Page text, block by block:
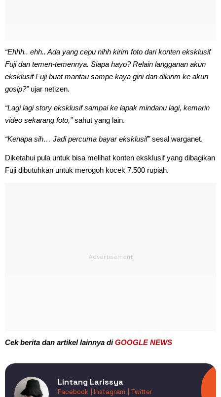
“Ehhh.. ehh.. Ada yang cepu nihh kirim foto dari konten eksklusif
Fuji dan temen-temennya. Siapa hayo? Relain langganan akun
eksklusif Fuji buat mantau sampe kaya gini dan dikirim ke akun
gosip?”ujar netizen.
“Lagi lagi story eksklusif sampai ke lapak mindanu lagi, kemarin
video sekarang foto,”sahut yang lain.
“Kenapa sih… Jadi percuma bayar eksklusif”sesal warganet.
Diketahui pula untuk bisa melihat konten eksklusif yang dibagikan
Fuji dibutuhkan untuk merogoh kocek 7.500 rupiah.
Cek berita dan artikel lainnya diGOOGLE NEWS
Lintang Larissya
Facebook | Instagram
| Twitter